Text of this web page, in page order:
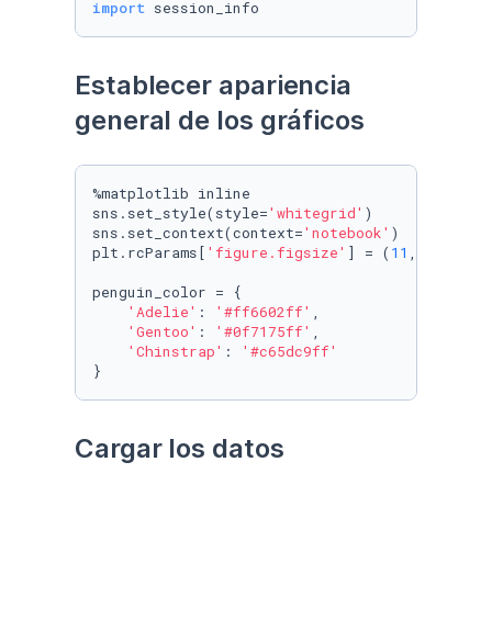
import session_info
Establecer apariencia
general de los gráficos
%matplotlib inline
sns.set_style(style='whitegrid' )
sns.set_context(context='notebook' )
plt.rcParams[ 'figure.figsize' ] = ( 11 ,
penguin_color = {
'Adelie' : '#ff6602ff' ,
'Gentoo' : '#0f7175ff' ,
'Chinstrap' :
'#c65dc9ff'
}
Cargar los datos